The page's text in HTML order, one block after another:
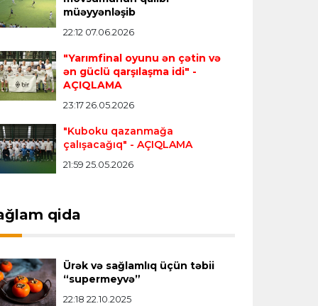
23:18 06.08.2026
tarixinin ən bahalı transferini
P.L. 23:14 06.08.2026
Pato İngiltərə klubunun
olacaq
23:08 06.08.2026
tapdı
voleybolu üzrə ölkə
finalçılar müəyyənləşdi
müəyyənləşib
22:12 07.06.2026
"Yarımfinal oyunu ən çətin və
ən güclü qarşılaşma idi" -
AÇIQLAMA
23:17 26.05.2026
"Kuboku qazanmağa
çalışacağıq" - AÇIQLAMA
21:59 25.05.2026
qida
Ürək və sağlamlıq üçün təbii
“supermeyvə”
22:18 22.10.2025